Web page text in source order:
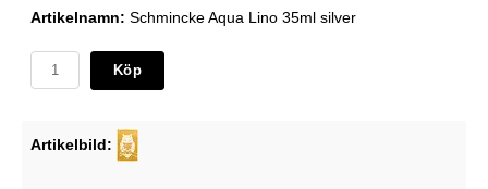
Artikelnamn: Schmincke Aqua Lino 35ml silver
Köp
Artikelbild: